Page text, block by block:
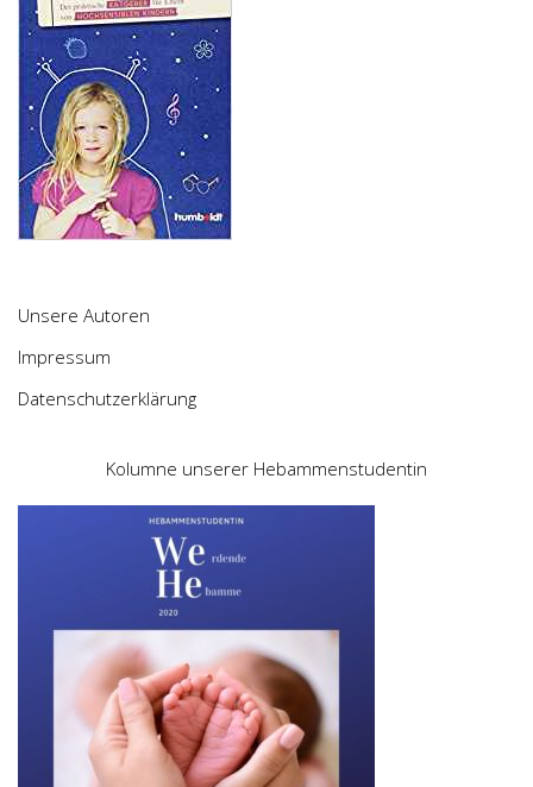
Unsere Autoren
Impressum
Datenschutzerklärung
Kolumne unserer Hebammenstudentin